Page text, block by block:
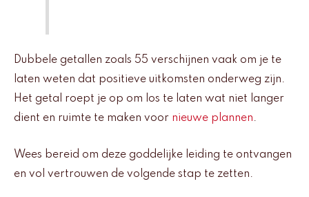
Dubbele getallen zoals 55 verschijnen vaak om je te
laten weten dat positieve uitkomsten onderweg zijn.
Het getal roept je op om los te laten wat niet langer
dient en ruimte te maken voor nieuwe plannen.
Wees bereid om deze goddelijke leiding te ontvangen
en vol vertrouwen de volgende stap te zetten.